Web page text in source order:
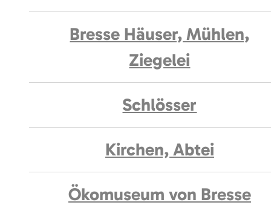
Bresse Häuser, Mühlen,
Ziegelei
Schlösser
Kirchen, Abtei
Ökomuseum von Bresse